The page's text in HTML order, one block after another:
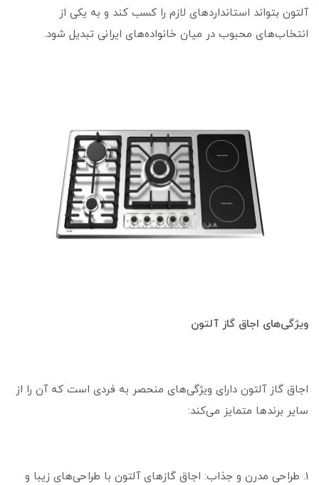
آلتون بتواند استانداردهای لازم را کسب کند و به یکی از
انتخاب‌های محبوب در میان خانواده‌های ایرانی تبدیل شود.
ویژگی‌های اجاق گاز آلتون
اجاق گاز آلتون دارای ویژگی‌های منحصر به فردی است که آن را از
سایر برندها متمایز می‌کند:
1. طراحی مدرن و جذاب: اجاق گازهای آلتون با طراحی‌های زیبا و